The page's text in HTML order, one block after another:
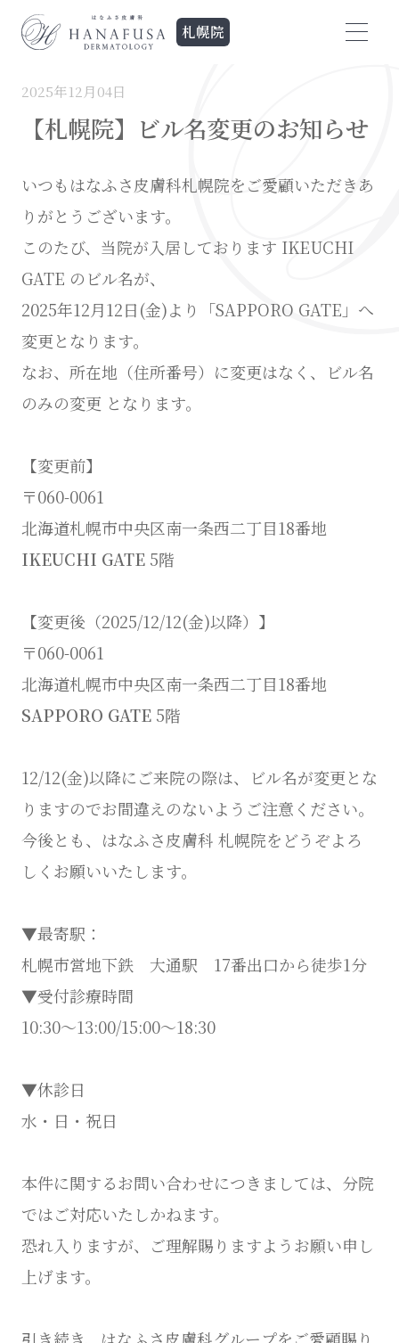
札幌院
HOME > お知らせ > 【札幌院】ビル名変更のお知らせ
2025年12月04日
【札幌院】ビル名変更のお知らせ
いつもはなふさ皮膚科札幌院をご愛顧いただきあ
りがとうございます。
このたび、当院が入居しております IKEUCHI
GATE のビル名が、
2025年12月12日(金)より「SAPPORO GATE」へ
変更となります。
なお、所在地（住所番号）に変更はなく、ビル名
のみの変更 となります。
【変更前】
〒060-0061
北海道札幌市中央区南一条西二丁目18番地
IKEUCHI GATE5階
【変更後（2025/12/12(金)以降）】
〒060-0061
北海道札幌市中央区南一条西二丁目18番地
SAPPORO GATE5階
12/12(金)以降にご来院の際は、ビル名が変更とな
りますのでお間違えのないようご注意ください。
今後とも、はなふさ皮膚科 札幌院をどうぞよろ
しくお願いいたします。
▼最寄駅：
札幌市営地下鉄 大通駅 17番出口から徒歩1分
▼受付診療時間
10:30～13:00/15:00～18:30
▼休診日
水・日・祝日
本件に関するお問い合わせにつきましては、分院
ではご対応いたしかねます。
恐れ入りますが、ご理解賜りますようお願い申し
上げます。